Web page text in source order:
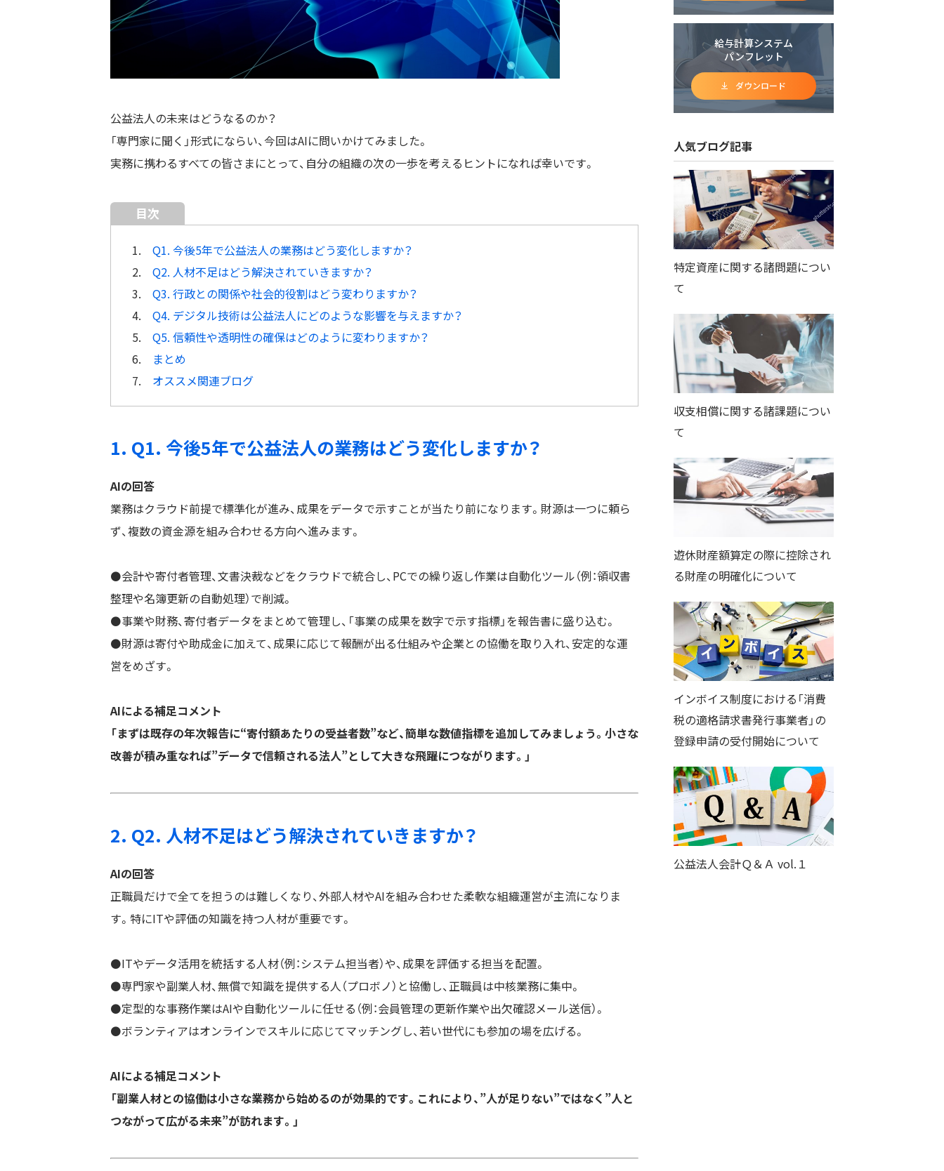
公益法人の未来はどうなるのか？
「専門家に聞く」形式にならい、今回はAIに問いかけてみました。
実務に携わるすべての皆さまにとって、自分の組織の次の一歩を考えるヒントになれば幸いです。
目次
1. Q1. 今後5年で公益法人の業務はどう変化しますか？
2. Q2. 人材不足はどう解決されていきますか？
3. Q3. 行政との関係や社会的役割はどう変わりますか？
4. Q4. デジタル技術は公益法人にどのような影響を与えますか？
5. Q5. 信頼性や透明性の確保はどのように変わりますか？
6.
まとめ
7. オススメ関連ブログ
1. Q1. 今後5年で公益法人の業務はどう変化しますか？
AIの回答
業務はクラウド前提で標準化が進み、成果をデータで示すことが当たり前になります。財源は一つに頼ら
ず、複数の資金源を組み合わせる方向へ進みます。
⚫️会計や寄付者管理、文書決裁などをクラウドで統合し、PCでの繰り返し作業は自動化ツール（例：領収書
整理や名簿更新の自動処理）で削減。
⚫️事業や財務、寄付者データをまとめて管理し、「事業の成果を数字で示す指標」を報告書に盛り込む。
⚫️財源は寄付や助成金に加えて、成果に応じて報酬が出る仕組みや企業との協働を取り入れ、安定的な運
営をめざす。
AIによる補足コメント
「まずは既存の年次報告に“寄付額あたりの受益者数”など、簡単な数値指標を追加してみましょう。小さな
改善が積み重なれば”データで信頼される法人”として大きな飛躍につながります。」
2. Q2. 人材不足はどう解決されていきますか？
AIの回答
正職員だけで全てを担うのは難しくなり、外部人材やAIを組み合わせた柔軟な組織運営が主流になりま
す。特にITや評価の知識を持つ人材が重要です。
⚫️ITやデータ活用を統括する人材（例：システム担当者）や、成果を評価する担当を配置。
⚫️専門家や副業人材、無償で知識を提供する人（プロボノ）と協働し、正職員は中核業務に集中。
⚫️定型的な事務作業はAIや自動化ツールに任せる（例：会員管理の更新作業や出欠確認メール送信）。
⚫️ボランティアはオンラインでスキルに応じてマッチングし、若い世代にも参加の場を広げる。
AIによる補足コメント
「副業人材との協働は小さな業務から始めるのが効果的です。これにより、”人が足りない”ではなく”人と
つながって広がる未来”が訪れます。」
給与計算システム
パンフレット
ダウンロード
人気ブログ記事
特定資産に関する諸問題につい
て
収支相償に関する諸課題につい
て
遊休財産額算定の際に控除され
る財産の明確化について
インボイス制度における「消費
税の適格請求書発行事業者」の
登録申請の受付開始について
公益法人会計Ｑ＆Ａ vol.１